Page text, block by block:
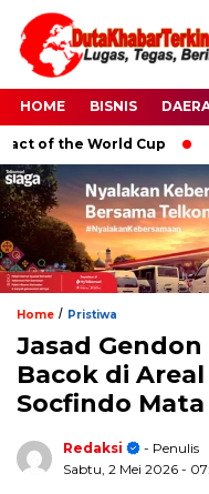
HOME BISNIS
the World Cup
Home / Pristiwa
Jasad
Bacok di
Socfindo Mata
Redaksi
- Penulis
Sabtu, 2 Mei 2026 -